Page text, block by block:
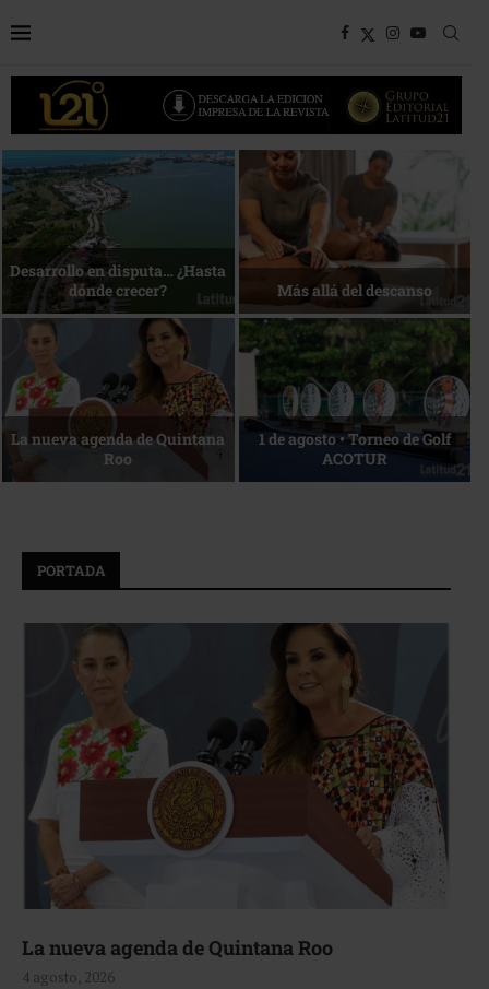
Bottega, un viaje servido a la
mesa
Energía que Impulsa la
competitividad
Reconocimiento de viajeros La esencia del servicio
PORTADA
La nueva agenda de Quintana Roo
4 agosto, 2026